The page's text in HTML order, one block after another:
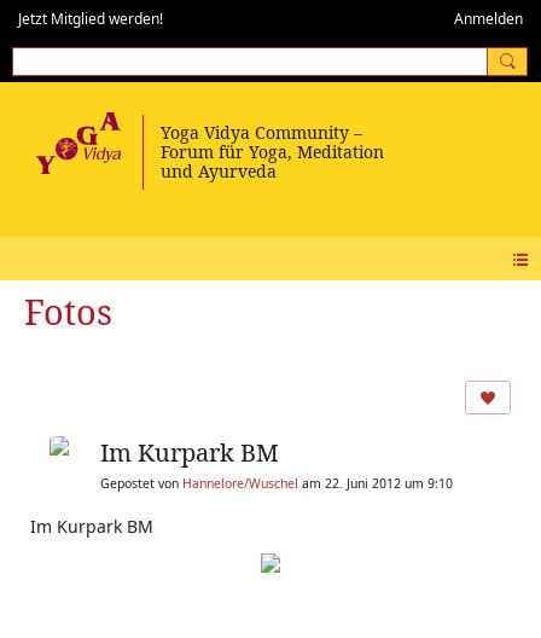
Jetzt Mitglied werden! Anmelden
Fotos
Im Kurpark BM
Gepostet von Hannelore/Wuschel am 22. Juni 2012 um 9:10
Im Kurpark BM